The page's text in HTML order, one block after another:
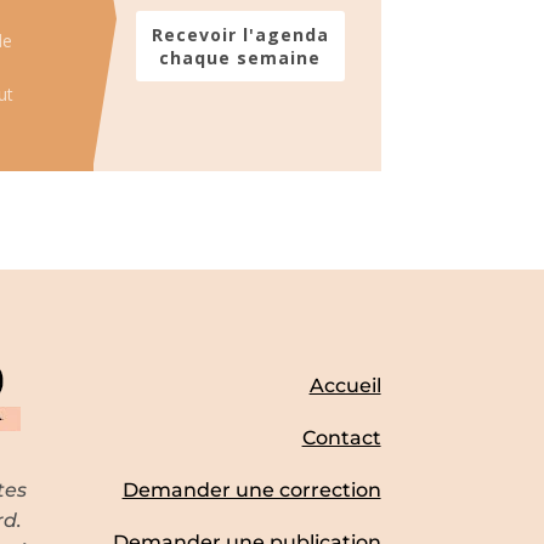
Recevoir l'agenda
chaque semaine
Accueil
Contact
Demander une correction